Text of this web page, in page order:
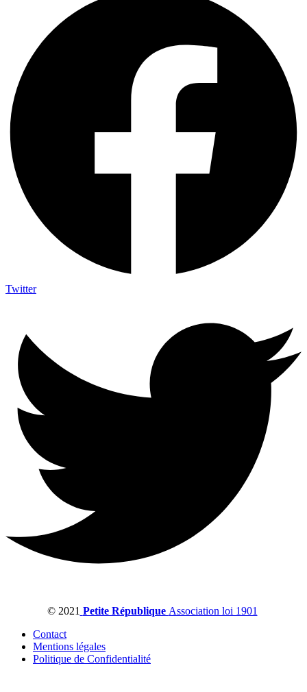
Twitter
© 2021 Petite République Association loi 1901
Contact
Mentions légales
Politique de Confidentialité